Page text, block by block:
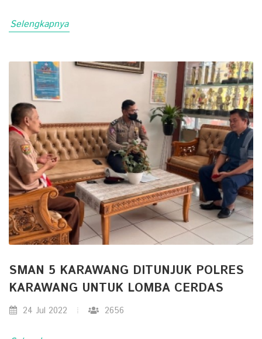
Selengkapnya
SMAN 5 KARAWANG DITUNJUK POLRES
KARAWANG UNTUK LOMBA CERDAS
24 Jul 2022 2656